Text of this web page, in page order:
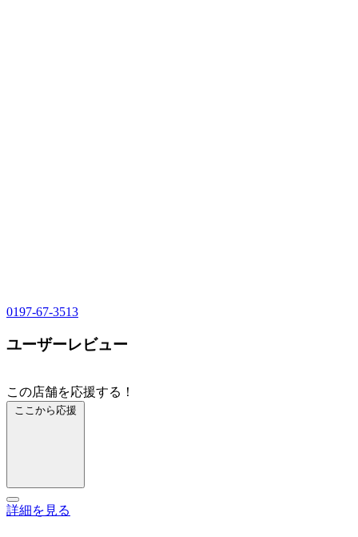
0197-67-3513
ユーザーレビュー
この店舗を応援する！
ここから応援
詳細を見る